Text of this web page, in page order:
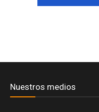
Nuestros medios